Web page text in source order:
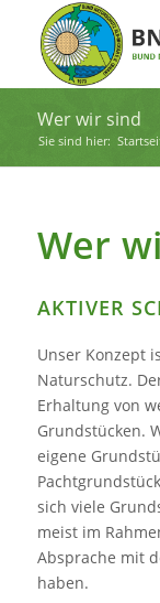
Wer wir sind
Sie sind hier:
Wer
AKTIVER
Unser Konzept
Naturschutz.
Erhaltung von
Grundstücken.
eigene
sich viele
meist im
Absprache mit
haben.